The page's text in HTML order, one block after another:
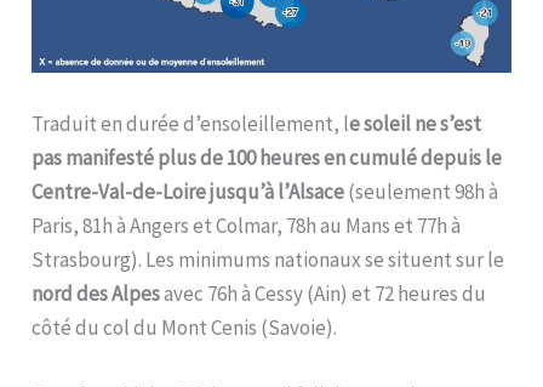
Traduit en durée d’ensoleillement, le soleil ne s’est
pas manifesté plus de 100 heures en cumulé depuis le
Centre-Val-de-Loire jusqu’à l’Alsace(seulement 98h à
Paris, 81h à Angers et Colmar, 78h au Mans et 77h à
Strasbourg). Les minimums nationaux se situent sur le
nord des Alpesavec 76h à Cessy (Ain) et 72 heures du
côté du col du Mont Cenis (Savoie).